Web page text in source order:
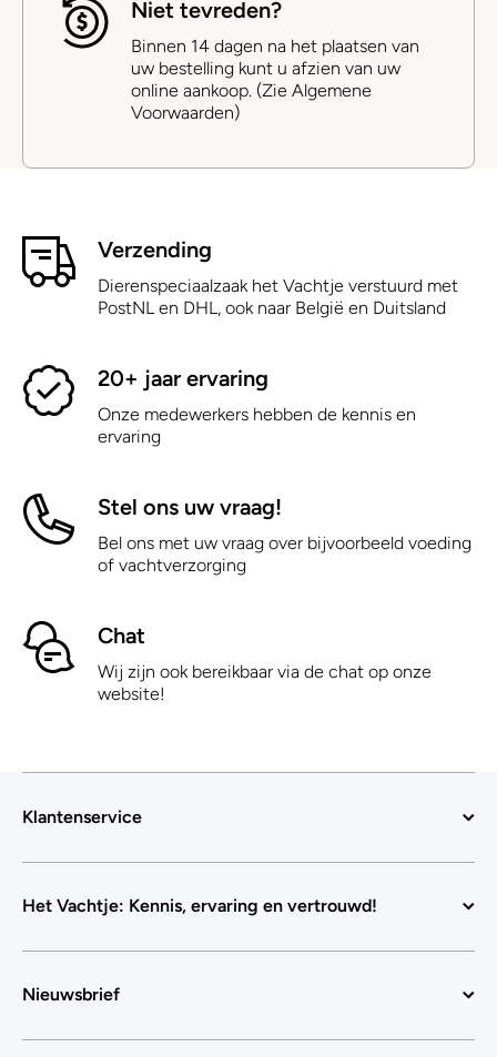
Niet tevreden?
Binnen 14 dagen na het plaatsen van
uw bestelling kunt u afzien van uw
online aankoop. (Zie Algemene
Voorwaarden)
Verzending
Dierenspeciaalzaak het Vachtje verstuurd met
PostNL en DHL, ook naar België en Duitsland
20+ jaar ervaring
Onze medewerkers hebben de kennis en
ervaring
Stel ons uw vraag!
Bel ons met uw vraag over bijvoorbeeld voeding
of vachtverzorging
Chat
Wij zijn ook bereikbaar via de chat op onze
website!
Klantenservice
Het Vachtje: Kennis, ervaring en vertrouwd!
Nieuwsbrief